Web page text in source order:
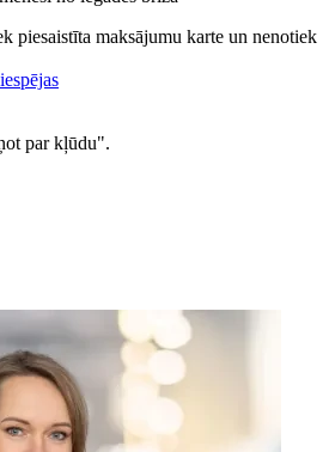
piesaistīta maksājumu karte un nenotiek
par kļūdu".